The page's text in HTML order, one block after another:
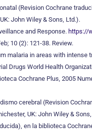
(Revision Cochrane
John Wiley & Sons, Ltd.).
and Response. https://
10 (2): 121-38. Review.
malaria in areas with intense
Drugs World Health
Cochrane Plus, 2005
cerebral (Revision
UK: John Wiley &
en la biblioteca